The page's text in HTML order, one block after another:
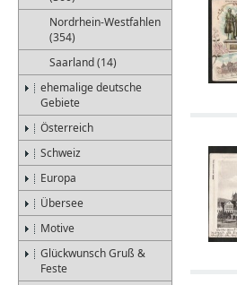
Nordrhein-Westfahlen
(354)
Saarland (14)
ehemalige deutsche
Gebiete
Österreich
Schweiz
Europa
Übersee
Motive
Glückwunsch Gruß &
Feste